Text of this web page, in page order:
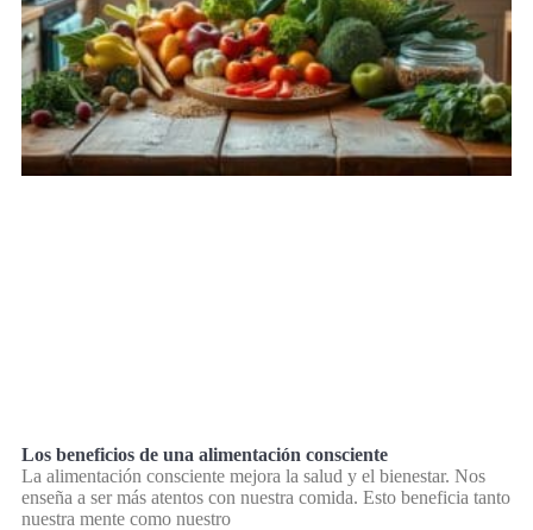
Los beneficios de una alimentación consciente
La alimentación consciente mejora la salud y el bienestar. Nos
enseña a ser más atentos con nuestra comida. Esto beneficia tanto
nuestra mente como nuestro